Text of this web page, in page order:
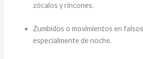
zócalos y rincones.
Zumbidos o movimientos en
especialmente de noche.